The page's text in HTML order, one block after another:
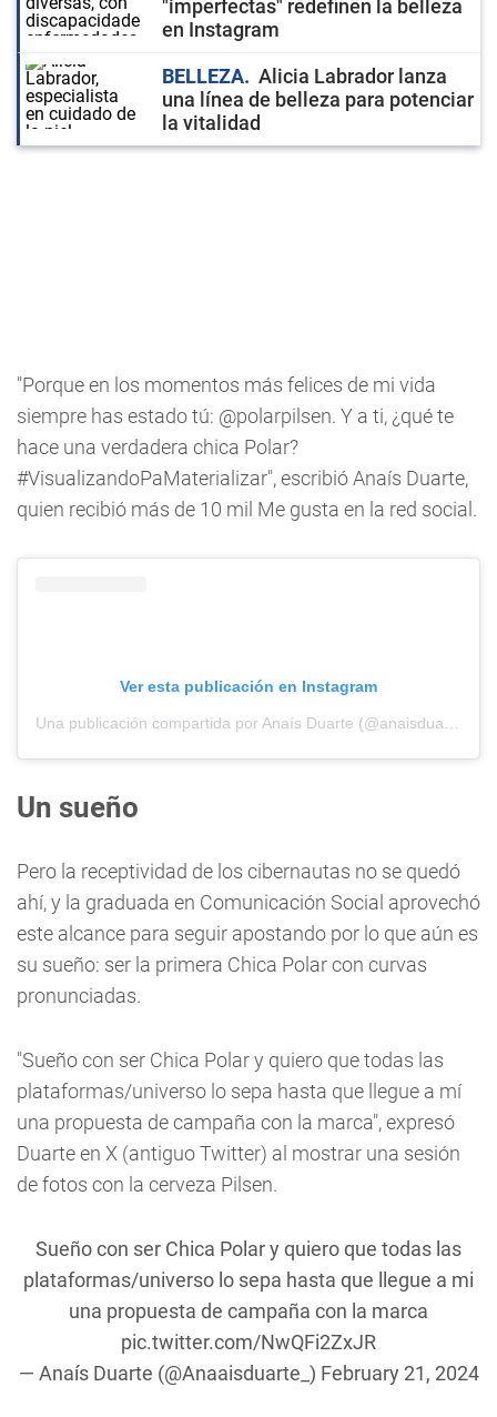
"imperfectas" redefinen la belleza
en Instagram
BELLEZA
Alicia Labrador lanza
una línea de belleza para potenciar
la vitalidad
"Porque en los momentos más felices de mi vida
siempre has estado tú: @polarpilsen. Y a ti, ¿qué te
hace una verdadera chica Polar?
#VisualizandoPaMaterializar", escribió Anaís Duarte,
quien recibió más de 10 mil Me gusta en la red social.
Ver esta publicación en Instagram
Un sueño
Pero la receptividad de los cibernautas no se quedó
ahí, y la graduada en Comunicación Social aprovechó
este alcance para seguir apostando por lo que aún es
su sueño: ser la primera Chica Polar con curvas
pronunciadas.
"Sueño con ser Chica Polar y quiero que todas las
plataformas/universo lo sepa hasta que llegue a mí
una propuesta de campaña con la marca", expresó
Duarte en X (antiguo Twitter) al mostrar una sesión
de fotos con la cerveza Pilsen.
Sueño con ser Chica Polar y quiero que todas las
plataformas/universo lo sepa hasta que llegue a mi
una propuesta de campaña con la marca
pic.twitter.com/NwQFi2ZxJR
— Anaís Duarte (@Anaaisduarte_) February 21, 2024